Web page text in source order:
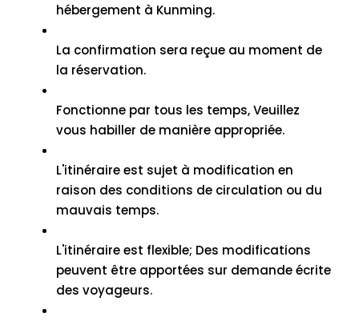
hébergement à Kunming.
La confirmation sera reçue au moment de
la réservation.
Fonctionne par tous les temps, Veuillez
vous habiller de manière appropriée.
L'itinéraire est sujet à modification en
raison des conditions de circulation ou du
mauvais temps.
L'itinéraire est flexible; Des modifications
peuvent être apportées sur demande écrite
des voyageurs.